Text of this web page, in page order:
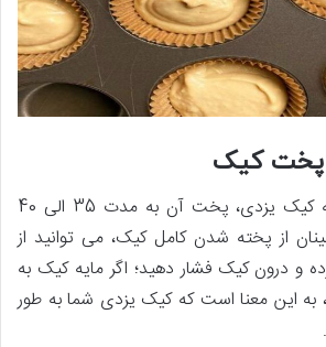
پخت کیک
مرحله نهایی طرز تهیه کیک یزدی، پخت آن به مدت 35 الی 40
از پخته شدن کامل کیک، می ­توانید از
و درون کیک فشار دهید؛ اگر مایه کیک به
به این معنا است که کیک یزدی شما به ­طور